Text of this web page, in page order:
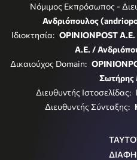
Νόμιμος Εκπρόσωπος -
Ανδριόπουλος
Ιδιοκτησία: OPINIONPOST A.E.
Α.Ε. /
Δικαιούχος Domain:
Σωτήρης
Διευθυντής Ιστοσελίδας:
Διευθυντής Σύνταξης: